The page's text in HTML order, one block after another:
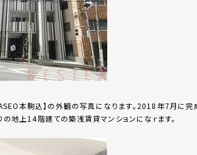
本駒込】の外観の写真になります。2018年7月に完
の地上14階建ての築浅賃貸マンションになｒます。